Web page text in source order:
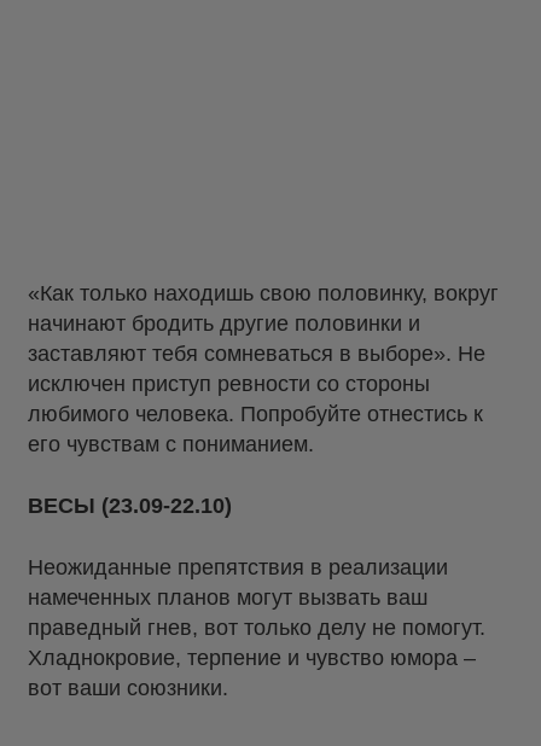
«Как только находишь свою половинку, вокруг
начинают бродить другие половинки и
заставляют тебя сомневаться в выборе». Не
исключен приступ ревности со стороны
любимого человека. Попробуйте отнестись к
его чувствам с пониманием.
ВЕСЫ (23.09-22.10)
Неожиданные препятствия в реализации
намеченных планов могут вызвать ваш
праведный гнев, вот только делу не помогут.
Хладнокровие, терпение и чувство юмора –
вот ваши союзники.